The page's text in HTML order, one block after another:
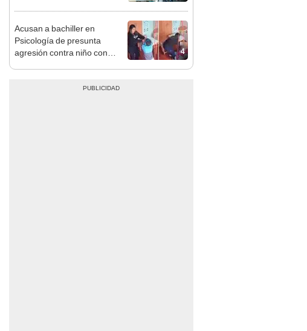
4
Acusan a bachiller en
Psicología de presunta
agresión contra niño con